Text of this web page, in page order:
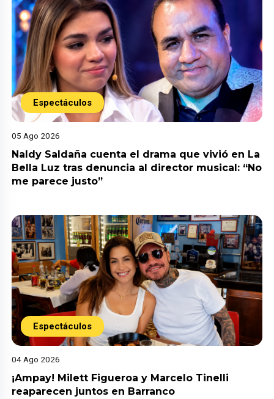
Espectáculos
05 Ago 2026
Naldy Saldaña cuenta el drama que vivió en La
Bella Luz tras denuncia al director musical: “No
me parece justo”
Espectáculos
04 Ago 2026
¡Ampay! Milett Figueroa y Marcelo Tinelli
reaparecen juntos en Barranco